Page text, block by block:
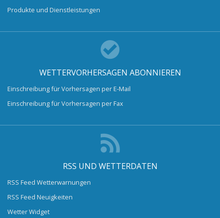
Produkte und Dienstleistungen
WETTERVORHERSAGEN ABONNIEREN
Einschreibung für Vorhersagen per E-Mail
Einschreibung für Vorhersagen per Fax
RSS UND WETTERDATEN
RSS Feed Wetterwarnungen
RSS Feed Neuigkeiten
Wetter Widget